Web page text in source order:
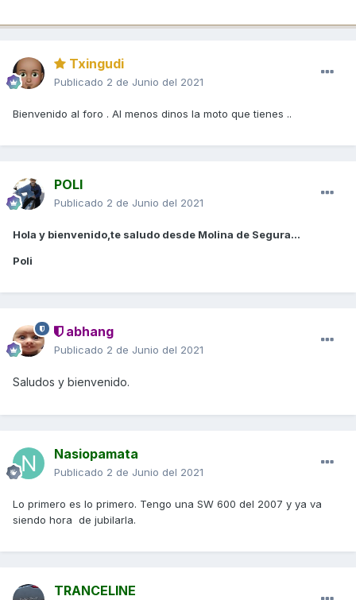
Txingudi
Publicado 2 de Junio del 2021
Bienvenido al foro . Al menos dinos la moto que tienes ..
POLI
Publicado 2 de Junio del 2021
Hola y bienvenido,te saludo desde Molina de Segura...
Poli
abhang
Publicado 2 de Junio del 2021
Saludos y bienvenido.
Nasiopamata
Publicado 2 de Junio del 2021
Lo primero es lo primero. Tengo una SW 600 del 2007 y ya va
siendo hora de jubilarla.
TRANCELINE